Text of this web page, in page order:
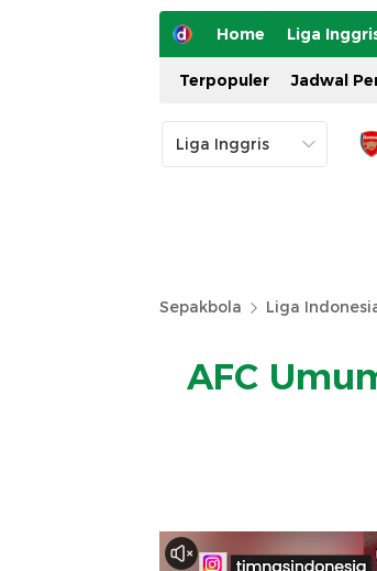
Home Liga
Terpopuler Jadwal
Sepakbola Liga
AFC